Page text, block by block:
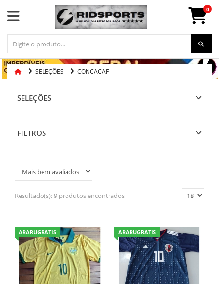
0
SELEÇÕES CONCACAF
SELEÇÕES
FILTROS
Resultado(s):9 produtos encontrados
ARARUGRATIS ARARUGRATIS